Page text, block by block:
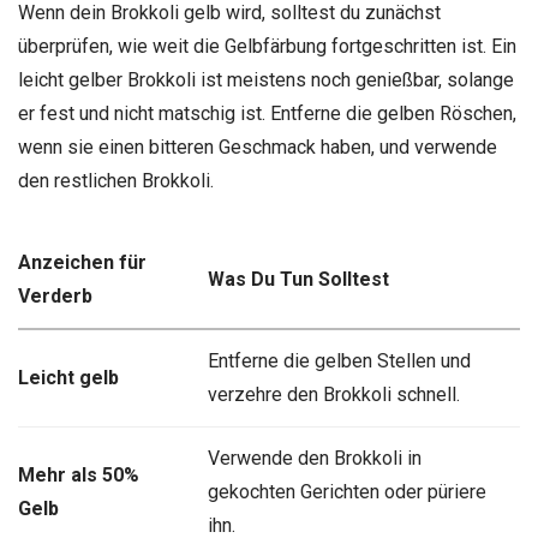
Wenn dein Brokkoli gelb wird, solltest du zunächst
überprüfen, wie weit die Gelbfärbung fortgeschritten ist. Ein
leicht gelber Brokkoli ist meistens noch genießbar, solange
er fest und nicht matschig ist. Entferne die gelben Röschen,
wenn sie einen bitteren Geschmack haben, und verwende
den restlichen Brokkoli.
Anzeichen für
Verderb
Was Du Tun Solltest
Leicht gelb
Entferne die gelben Stellen und
verzehre den Brokkoli schnell.
Mehr als 50%
Gelb
Verwende den Brokkoli in
gekochten Gerichten oder püriere
ihn.